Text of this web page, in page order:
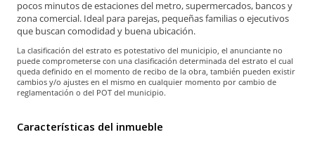
pocos minutos de estaciones del metro, supermercados, bancos y
zona comercial. Ideal para parejas, pequeñas familias o ejecutivos
que buscan comodidad y buena ubicación.
La clasificación del estrato es potestativo del municipio, el anunciante no
puede comprometerse con una clasificación determinada del estrato el cual
queda definido en el momento de recibo de la obra, también pueden existir
cambios y/o ajustes en el mismo en cualquier momento por cambio de
reglamentación o del POT del municipio.
Características del inmueble